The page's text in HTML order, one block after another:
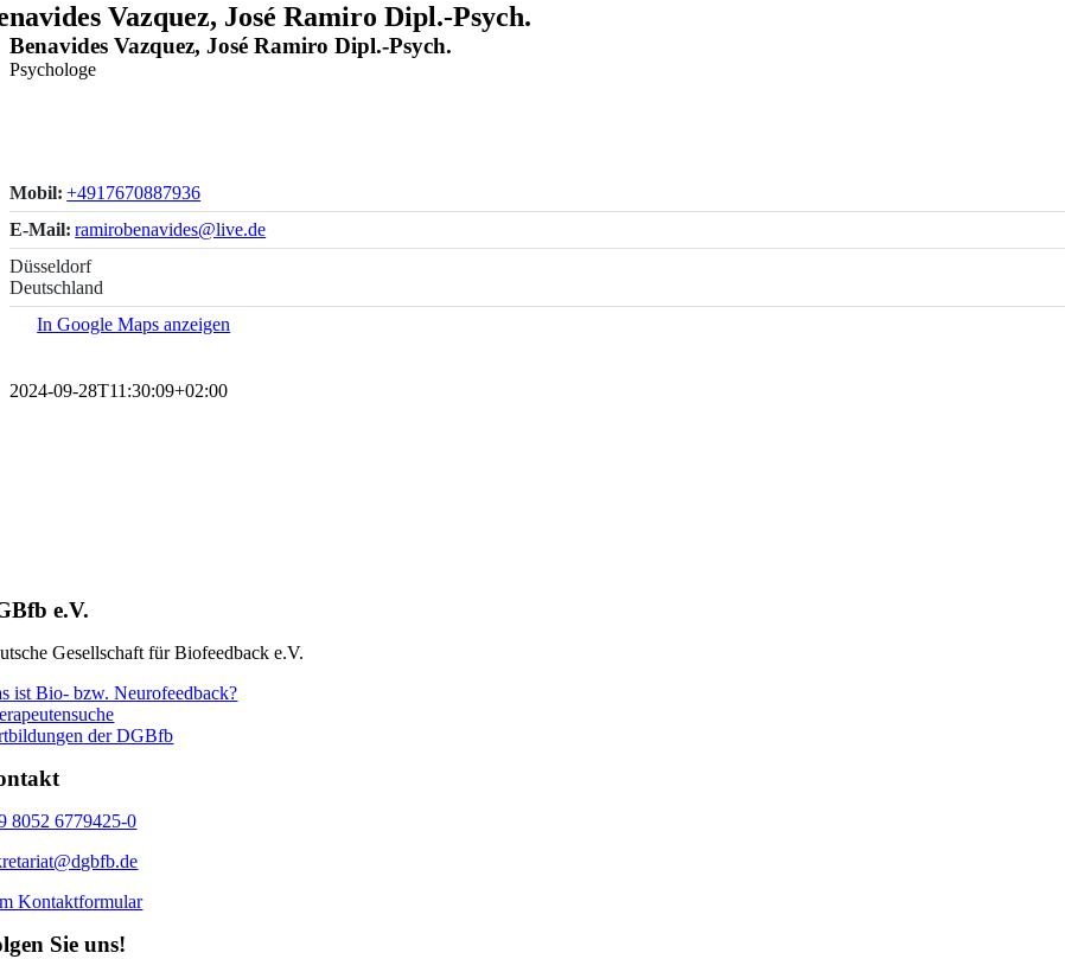
Vazquez, José Ramiro Dipl.-Psych.
Benavides Vazquez, José Ramiro Dipl.-Psych.
Psychologe
Mobil: +4917670887936
E-Mail: ramirobenavides@live.de
Düsseldorf
Deutschland
In Google Maps anzeigen
2024-09-28T11:30:09+02:00
e.V.
Gesellschaft für Biofeedback e.V.
ist Bio- bzw. Neurofeedback?
der DGBfb
8052 6779425-0
Kontaktformular
Sie uns!